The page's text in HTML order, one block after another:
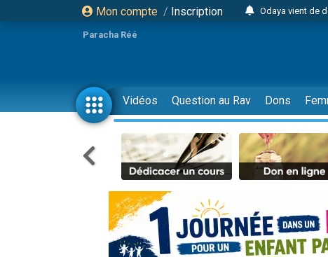
Mon compte / Inscription
Odaya vient de
3
2 personnes
13 personnes
12 nouvelles
30
Il reste 49
3 personnes
3 personnes
2 nouvelles
Paracha Réé
Vidéos Question au Rav Dons